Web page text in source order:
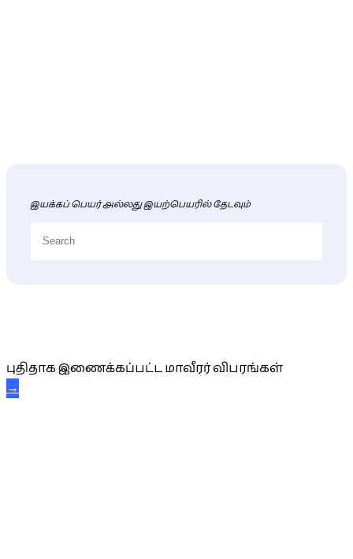
இயக்கப் பெயர் அல்லது இயற்பெயரில் தேடவும்
புதிதாக இணைக்கப்பட்ட மாவீரர் விபரங்கள்
→